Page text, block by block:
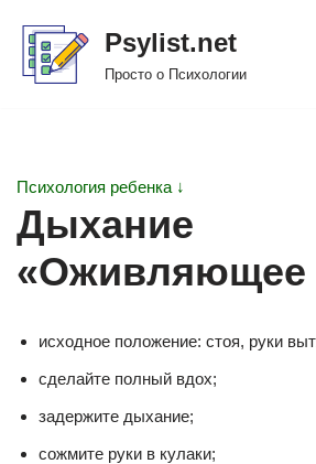
Перейти
Psylist.net
Просто о Психологии
Психология ребенка ↓
Дыхание
«Оживляющее
исходное положение: стоя, руки
сделайте полный вдох;
задержите дыхание;
сожмите руки в кулаки;